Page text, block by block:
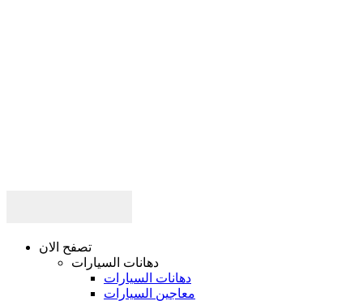
تصفح الان
دهانات السيارات
دهانات السيارات
معاجين السيارات